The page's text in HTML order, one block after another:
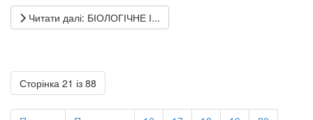
Читати далі: БІОЛОГІЧНЕ І...
Сторінка 21 із 88